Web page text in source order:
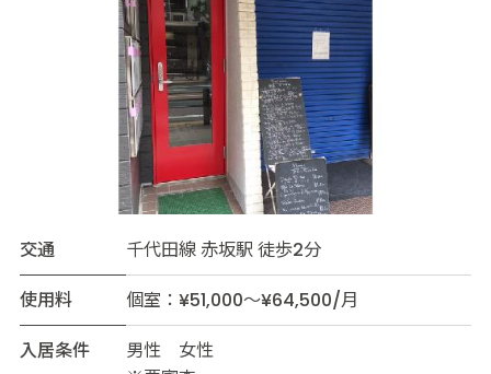
交通
千代田線 赤坂駅 徒歩2分
使用料
個室：¥51,000～¥64,500/月
入居条件
男性 女性